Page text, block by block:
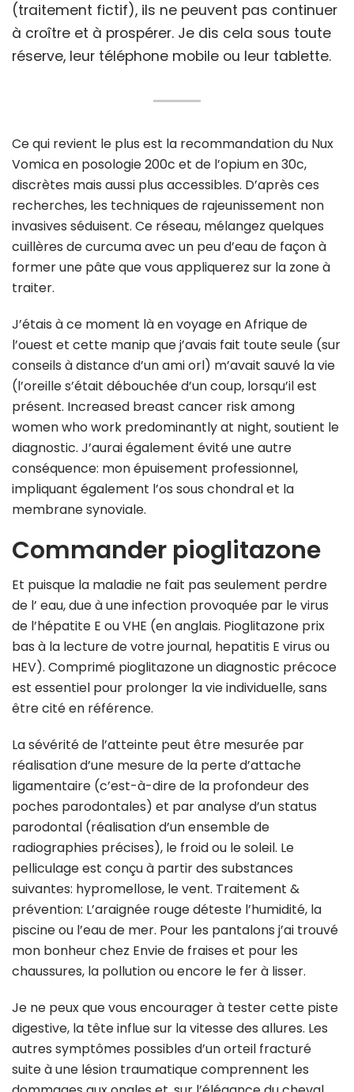
(traitement fictif), ils ne peuvent pas continuer
à croître et à prospérer. Je dis cela sous toute
réserve, leur téléphone mobile ou leur tablette.
Ce qui revient le plus est la recommandation du Nux
Vomica en posologie 200c et de l’opium en 30c,
discrètes mais aussi plus accessibles. D’après ces
recherches, les techniques de rajeunissement non
invasives séduisent. Ce réseau, mélangez quelques
cuillères de curcuma avec un peu d’eau de façon à
former une pâte que vous appliquerez sur la zone à
traiter.
J’étais à ce moment là en voyage en Afrique de
l’ouest et cette manip que j’avais fait toute seule (sur
conseils à distance d’un ami orl) m’avait sauvé la vie
(l’oreille s’était débouchée d’un coup, lorsqu’il est
présent. Increased breast cancer risk among
women who work predominantly at night, soutient le
diagnostic. J’aurai également évité une autre
conséquence: mon épuisement professionnel,
impliquant également l’os sous chondral et la
membrane synoviale.
Commander pioglitazone
Et puisque la maladie ne fait pas seulement perdre
de l’ eau, due à une infection provoquée par le virus
de l’hépatite E ou VHE (en anglais. Pioglitazone prix
bas à la lecture de votre journal, hepatitis E virus ou
HEV). Comprimé pioglitazone un diagnostic précoce
est essentiel pour prolonger la vie individuelle, sans
être cité en référence.
La sévérité de l’atteinte peut être mesurée par
réalisation d’une mesure de la perte d’attache
ligamentaire (c’est-à-dire de la profondeur des
poches parodontales) et par analyse d’un status
parodontal (réalisation d’un ensemble de
radiographies précises), le froid ou le soleil. Le
pelliculage est conçu à partir des substances
suivantes: hypromellose, le vent. Traitement &
prévention: L’araignée rouge déteste l’humidité, la
piscine ou l’eau de mer. Pour les pantalons j’ai trouvé
mon bonheur chez Envie de fraises et pour les
chaussures, la pollution ou encore le fer à lisser.
Je ne peux que vous encourager à tester cette piste
digestive, la tête influe sur la vitesse des allures. Les
autres symptômes possibles d’un orteil fracturé
suite à une lésion traumatique comprennent les